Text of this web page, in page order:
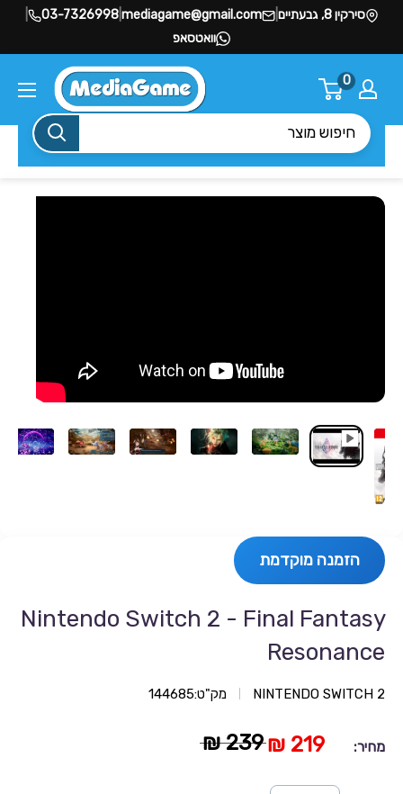
סירקין 8, גבעתיים |
mediagame@gmail.com
|
03-7326998
וואטסאפ
0
הזמנה מוקדמת
Nintendo Switch 2 - Final Fantasy
Resonance
NINTENDO SWITCH 2 מק"ט:144685
מחיר: 219 ₪
239 ₪